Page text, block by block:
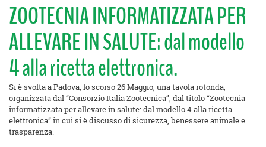
ZOOTECNIA INFORMATIZZATA PER
ALLEVARE IN SALUTE: dal modello
4 alla ricetta elettronica.
Si è svolta a Padova, lo scorso 26 Maggio, una tavola rotonda,
organizzata dal ”Consorzio Italia Zootecnica”, dal titolo “Zootecnia
informatizzata per allevare in salute: dal modello 4 alla ricetta
elettronica” in cui si è discusso di sicurezza, benessere animale e
trasparenza.